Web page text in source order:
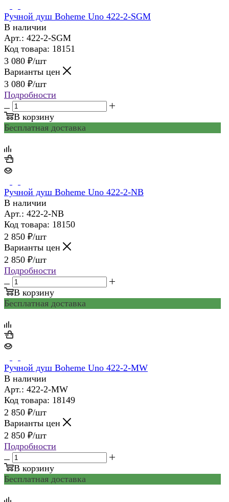
Ручной душ Boheme Uno 422-2-SGM
В наличии
Арт.: 422-2-SGM
Код товара: 18151
3 080 ₽/шт
Варианты цен
3 080 ₽/шт
Подробности
В корзину
Бесплатная доставка
Ручной душ Boheme Uno 422-2-NB
В наличии
Арт.: 422-2-NB
Код товара: 18150
2 850 ₽/шт
Варианты цен
2 850 ₽/шт
Подробности
В корзину
Бесплатная доставка
Ручной душ Boheme Uno 422-2-MW
В наличии
Арт.: 422-2-MW
Код товара: 18149
2 850 ₽/шт
Варианты цен
2 850 ₽/шт
Подробности
В корзину
Бесплатная доставка